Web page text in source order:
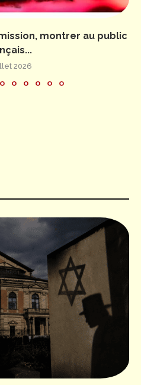
mission, montrer au public
2026